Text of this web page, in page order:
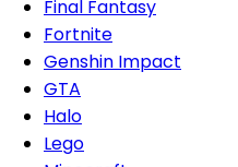
Final Fantasy
Fortnite
Genshin Impact
GTA
Halo
Lego